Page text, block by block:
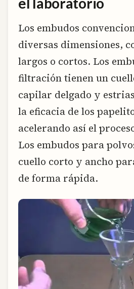
Los embudos
diversas dimensiones,
largos o cortos. Los
filtración tienen un
capilar delgado y
la eficacia de los
acelerando así el
Los embudos para
cuello corto y ancho
de forma rápida.